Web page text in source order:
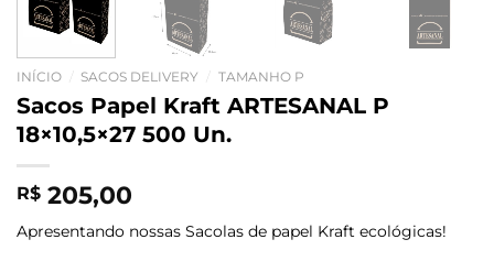
INÍCIO SACOS DELIVERY TAMANHO P
Sacos Papel Kraft ARTESANAL P
18×10,5×27 500 Un.
R$ 205,00
Apresentando nossas Sacolas de papel Kraft ecológicas!